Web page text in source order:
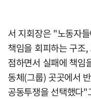
서 지회장은 "노동자
책임을 회피하는 구조
점하면서 실패에 책임
동체(그룹) 곳곳에서
공동투쟁을 선택했다"